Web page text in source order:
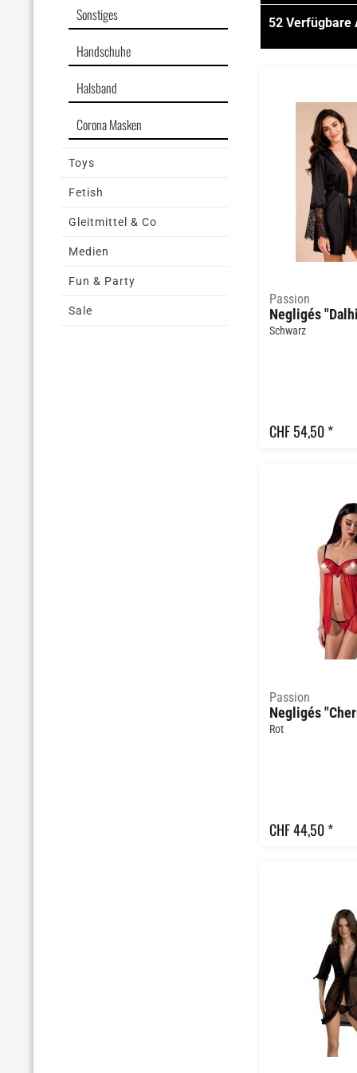
Sonstiges
Handschuhe
Halsband
Corona Masken
Toys
Fetish
Gleitmittel & Co
Medien
Fun & Party
Sale
Beige
Pink
Rot
Schwarz
Türkis
Weiss
52 Verfügbare
Passion
Negligés
Schwarz
CHF 54,50 *
Passion
Negligés
Rot
CHF 44,50 *